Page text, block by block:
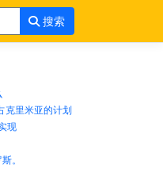
搜索
克里米亚的计划
现
。